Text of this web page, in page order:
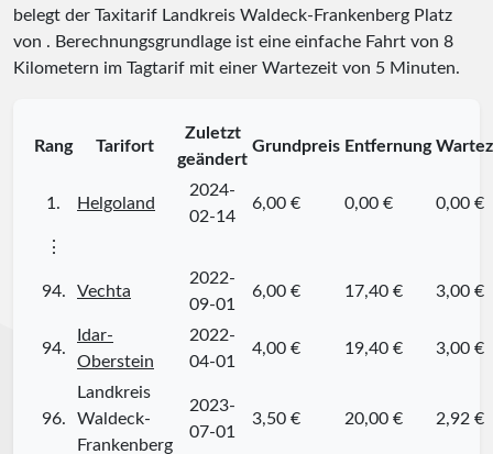
belegt der Taxitarif Landkreis Waldeck-Frankenberg Platz
von . Berechnungsgrundlage ist eine einfache Fahrt von 8
Kilometern im Tagtarif mit einer Wartezeit von 5 Minuten.
Rang Tarifort
Zuletzt
geändert
Grundpreis Entfernung
1. Helgoland
2024-
02-14
6,00 € 0,00 € 0,00 €
⋮
94. Vechta
2022-
09-01
6,00 € 17,40 € 3,00 €
94.
Idar-
Oberstein
2022-
04-01
4,00 € 19,40 € 3,00 €
96.
Landkreis
Waldeck-
Frankenberg
2023-
07-01
3,50 € 20,00 € 2,92 €